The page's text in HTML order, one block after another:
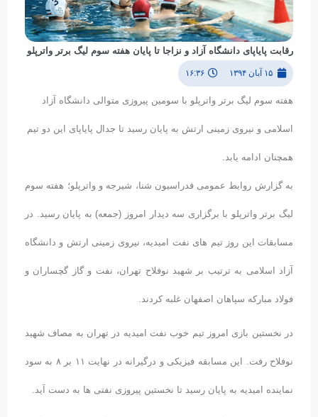
رقابت پایاپای دانشگاه آزاد و نزاجا تا پایان هفته سوم لیگ برتر واترپلو
۱۵ آبان ۱۳۹۴ ۱۶:۳۶
هفته سوم لیگ برتر واترپلو با سومین پیروزی متوالی دانشگاه آزاد
اسلامی و نیروی زمینی ارتش به پایان رسید تا جدال پایاپای این دو تیم
همچنان ادامه یابد.
به گزارش روابط عمومی فدراسیون شنا، شیرجه و واترپلو؛ هفته سوم
لیگ برتر واترپلو با برگزاری سه دیدار امروز (جمعه) به پایان رسید. در
مسابقات این روز تیم های نفت امیدیه، نیروی زمینی ارتش و دانشگاه
آزاد اسلامی به ترتیب بر شهید نوفلاح تهران، نفت و گاز گچساران و
فولاد مبارکه سپاهان اصفهان غلبه کردند.
در نخستین بازی امروز تیم خوب نفت امیدیه در تهران به مصاف شهید
نوفلاح رفت. این مسابقه فیزیکی و درگیرانه در نهایت ۱۱ بر ۸ به سود
نماینده امیدیه به پایان رسید تا نخستین پیروزی نفتی ها به دست آید.